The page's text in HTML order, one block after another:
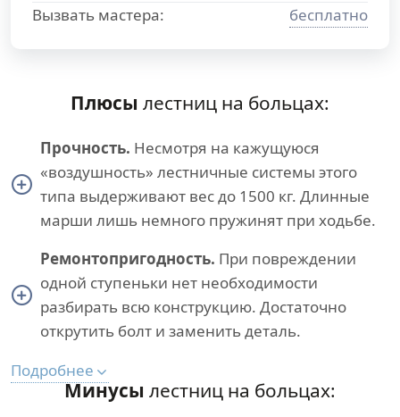
Вызвать мастера:
бесплатно
Плюсы лестниц на больцах:
Прочность. Несмотря на кажущуюся
«воздушность» лестничные системы этого
типа выдерживают вес до 1500 кг. Длинные
марши лишь немного пружинят при ходьбе.
Ремонтопригодность. При повреждении
одной ступеньки нет необходимости
разбирать всю конструкцию. Достаточно
открутить болт и заменить деталь.
Подробнее
Минусы лестниц на больцах: